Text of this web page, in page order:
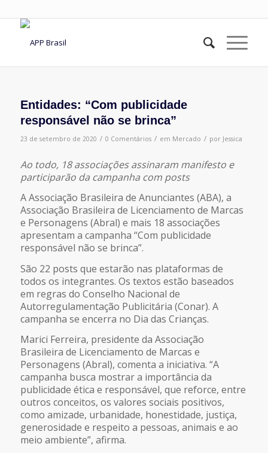
Entidades: “Com publicidade
responsável não se brinca”
23 de setembro de 2020 / 0 Comentários / em Mercado / por Jessica
Ao todo, 18 associações assinaram manifesto e
participarão da campanha com posts
A Associação Brasileira de Anunciantes (ABA), a
Associação Brasileira de Licenciamento de Marcas
e Personagens (Abral) e mais 18 associações
apresentam a campanha “Com publicidade
responsável não se brinca”.
São 22 posts que estarão nas plataformas de
todos os integrantes. Os textos estão baseados
em regras do Conselho Nacional de
Autorregulamentação Publicitária (Conar). A
campanha se encerra no Dia das Crianças.
Marici Ferreira, presidente da Associação
Brasileira de Licenciamento de Marcas e
Personagens (Abral), comenta a iniciativa. “A
campanha busca mostrar a importância da
publicidade ética e responsável, que reforce, entre
outros conceitos, os valores sociais positivos,
como amizade, urbanidade, honestidade, justiça,
generosidade e respeito a pessoas, animais e ao
meio ambiente”, afirma.